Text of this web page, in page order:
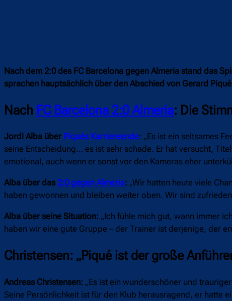
Nach dem 2:0 des FC Barcelona gegen Almeria stand das
sprachen hauptsächlich über den Abschied von Gerard
Nach FC Barcelona 2:0 Almeria: Die
Jordi Alba über Piqués Karriereende: „Es ist ein seltsames
seine Entscheidung… es ist sehr schade. Er hat versucht,
emotional, auch wenn er sonst vor den Kameras eher
Alba über das 2:0 gegen Almeria: „Wir hatten heute viele
haben gewonnen und bleiben weiter oben. Wir sind
Alba über seine Situation: „Ich fühle mich gut, wann immer
haben wir eine gute Gruppe – der Trainer ist derjenige, der
Christensen: „Piqué ist der große
Andreas Christensen: „Es ist ein wunderschöner und
Seine Persönlichkeit ist für den Klub herausragend, er hatte